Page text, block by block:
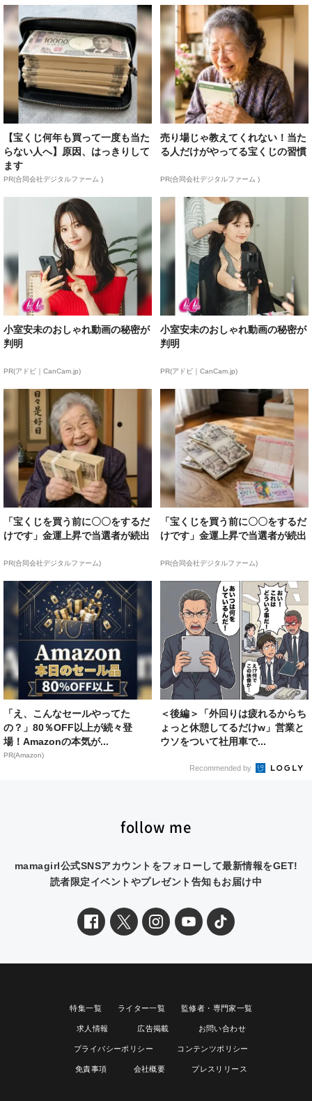
【宝くじ何年も買って一度も当た
らない人へ】原因、はっきりして
ます
PR(合同会社デジタルファーム )
売り場じゃ教えてくれない！当た
る人だけがやってる宝くじの習慣
PR(合同会社デジタルファーム )
小室安未のおしゃれ動画の秘密が
判明
PR(アドビ｜CanCam.jp)
小室安未のおしゃれ動画の秘密が
判明
PR(アドビ｜CanCam.jp)
「宝くじを買う前に〇〇をするだ
けです」金運上昇で当選者が続出
PR(合同会社デジタルファーム)
「宝くじを買う前に〇〇をするだ
けです」金運上昇で当選者が続出
PR(合同会社デジタルファーム)
「え、こんなセールやってた
の？」80％OFF以上が続々登
場！Amazonの本気が...
PR(Amazon)
＜後編＞「外回りは疲れるからち
ょっと休憩してるだけw」営業と
ウソをついて社用車で...
Recommended by
follow me
mamagirl公式SNSアカウントをフォローして最新情報をGET!
読者限定イベントやプレゼント告知もお届け中
特集一覧 ライター一覧 監修者・専門家一覧
求人情報 広告掲載 お問い合わせ
プライバシーポリシー コンテンツポリシー
免責事項 会社概要 プレスリリース